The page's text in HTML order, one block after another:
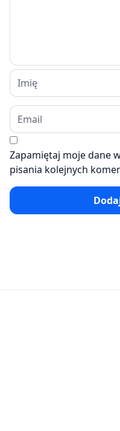
Zapamiętaj moje dane
pisania kolejnych